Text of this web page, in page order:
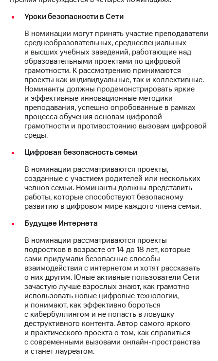
кабинет
Акционерный
капитал
Контроль
и
аудит
Рынок
акций
Описание
Программа
приобретения
Порядок
выкупа
акций
Дивиденды
Рынок
облигаций
Описание
Еврооблигации-2023
Уведомление
погашении
именных
облигаций
Другое
Регистратор
Реквизиты
Контакты
развитие
деловая этика
На главную
Уроки безопасности в Сети
В номинации могут принять участие преподаватели
среднеобразовательных, среднеспециальных
и высших учебных заведений, работающие над
образовательными проектами по цифровой
грамотности. К рассмотрению принимаются
проекты как индивидуальные, так и коллективные.
Номинанты должны продемонстрировать яркие
и эффективные инновационные методики
преподавания, успешно опробованные в рамках
процесса обучения основам цифровой
грамотности и противостоянию вызовам цифровой
среды.
Цифровая безопасность семьи
В номинации рассматриваются проекты,
созданные с участием родителей или нескольких
челнов семьи. Номинанты должны представить
работы, которые способствуют безопасному
развитию в цифровом мире каждого члена семьи.
Будущее Интернета
В номинации рассматриваются проекты
подростков в возрасте от 14 до 18 лет, которые
сами придумали безопасные способы
взаимодействия с интернетом и хотят рассказать
о них другим. Юные активные пользователи Сети
зачастую лучше взрослых знают, как грамотно
использовать новые цифровые технологии,
и понимают, как эффективно бороться
с кибербуллингом и не попасть в ловушку
деструктивного контента. Автор самого яркого
и практического проекта о том, как справиться
с современными вызовами онлайн-пространства
и станет лауреатом.